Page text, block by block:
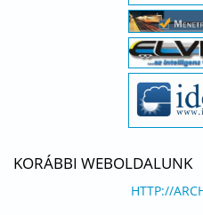
KORÁBBI WEBOLDALUNK
HTTP://